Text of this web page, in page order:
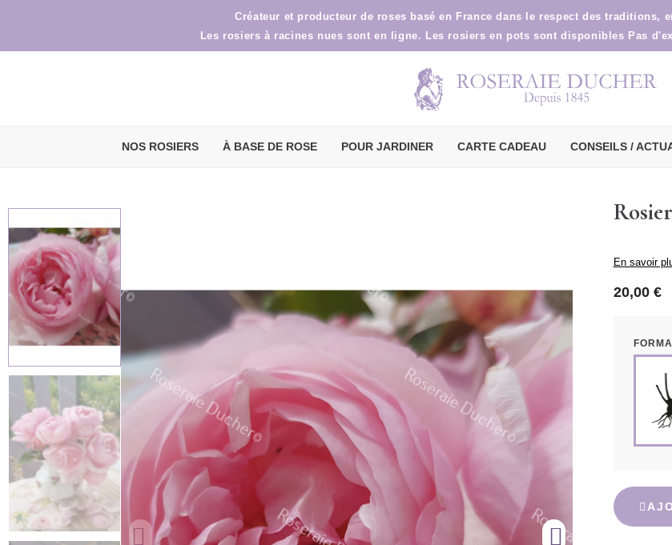
Créateur et producteur de roses basé en France dans le respect des traditions,
Les rosiers à racines nues sont en ligne. Les rosiers en pots sont disponibles Pas
NOS ROSIERS À BASE DE ROSE POUR JARDINER CARTE CADEAU CONSEILS /
En savoir
20,00 €